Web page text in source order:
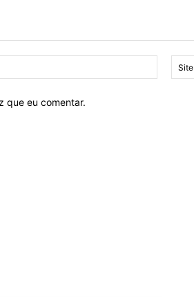
mail:*
que eu comentar.